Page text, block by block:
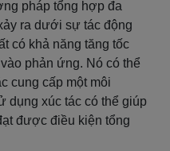
pháp tổng hợp đa
ra dưới sự tác động
có khả năng tăng tốc
phản ứng. Nó có thể
cung cấp một môi
dụng xúc tác có thể giúp
được điều kiện tổng